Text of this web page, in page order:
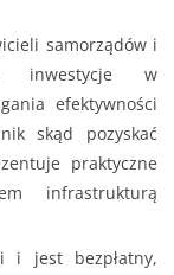
samorządów i
inwestycje w
efektywności
skąd pozyskać
praktyczne
infrastrukturą
i jest bezpłatny,